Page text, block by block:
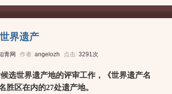
界遗产
青网 作者: angelozh 点击: 3291次
世界遗产地的评审工作，《世界遗产名
胜区在内的27处遗产地。